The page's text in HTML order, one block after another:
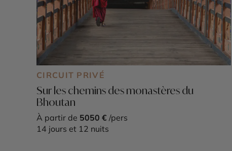
CIRCUIT PRIVÉ
Sur les chemins des monastères du
Bhoutan
À partir de 5050 € /pers
14 jours et 12 nuits